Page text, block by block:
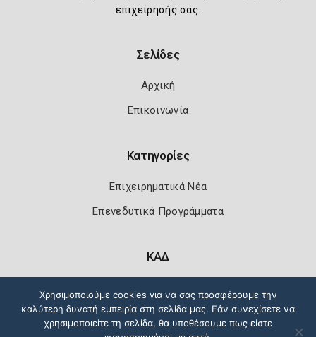
επιχείρησής σας.
Σελίδες
Αρχική
Επικοινωνία
Κατηγορίες
Επιχειρηματικά Νέα
Επενεδυτικά Προγράμματα
ΚΑΔ
Χρησιμοποιούμε cookies για να σας προσφέρουμε την
καλύτερη δυνατή εμπειρία στη σελίδα μας. Εάν συνεχίσετε να
χρησιμοποιείτε τη σελίδα, θα υποθέσουμε πως είστε